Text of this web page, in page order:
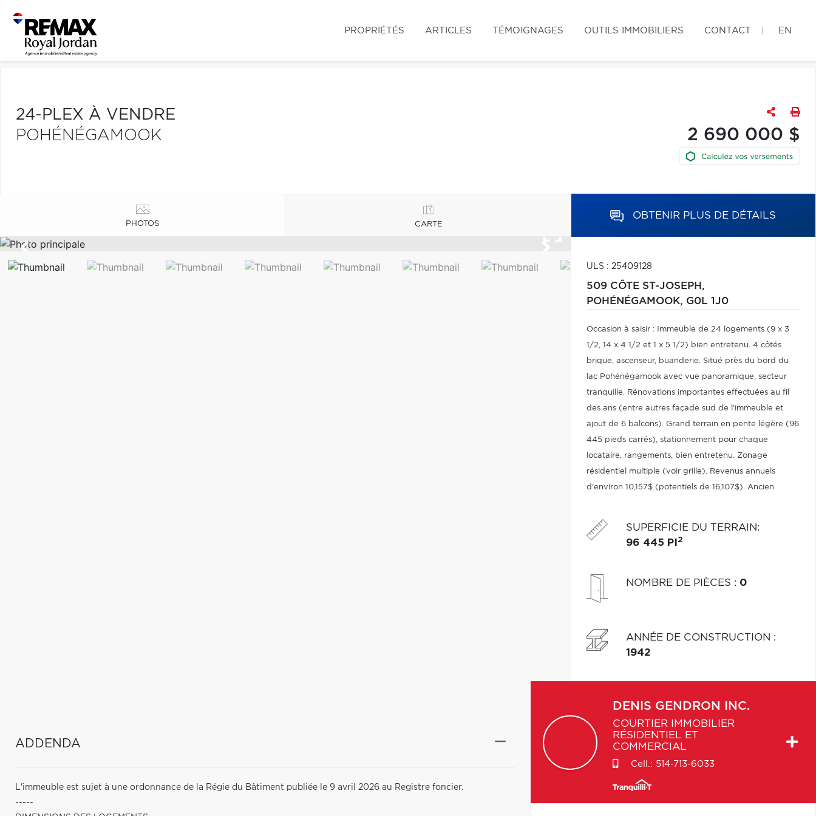
PROPRIÉTÉS ARTICLES TÉMOIGNAGES OUTILS IMMOBILIERS CONTACT EN
24-PLEX À VENDRE
POHÉNÉGAMOOK
2 690 000 $
PHOTOS CARTE
OBTENIR PLUS DE DÉTAILS
ULS : 25409128
509 CÔTE ST-JOSEPH,
POHÉNÉGAMOOK, G0L 1J0
Occasion à saisir : Immeuble de 24 logements (9 x 3
1/2, 14 x 4 1/2 et 1 x 5 1/2) bien entretenu. 4 côtés
brique, ascenseur, buanderie. Situé près du bord du
lac Pohénégamook avec vue panoramique, secteur
tranquille. Rénovations importantes effectuées au fil
des ans (entre autres façade sud de l'immeuble et
ajout de 6 balcons). Grand terrain en pente légère (96
445 pieds carrés), stationnement pour chaque
locataire, rangements, bien entretenu. Zonage
résidentiel multiple (voir grille). Revenus annuels
d'environ 10,157$ (potentiels de 16,107$). Ancien
SUPERFICIE DU TERRAIN:
96 445 PI 2
NOMBRE DE PIÈCES : 0
ANNÉE DE CONSTRUCTION :
1942
ADDENDA
L'immeuble est sujet à une ordonnance de la Régie du Bâtiment publiée le 9 avril 2026 au Registre foncier.
-----
DENIS GENDRON INC.
COURTIER IMMOBILIER
RÉSIDENTIEL ET
COMMERCIAL
Cell.: 514-713-6033